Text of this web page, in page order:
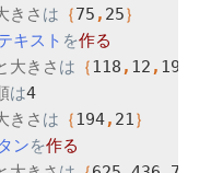
きさ は ｛75 , 25
キスト を
大きさ は ｛118 , 12 , 198
は4
きさ は ｛194, 21
ンを